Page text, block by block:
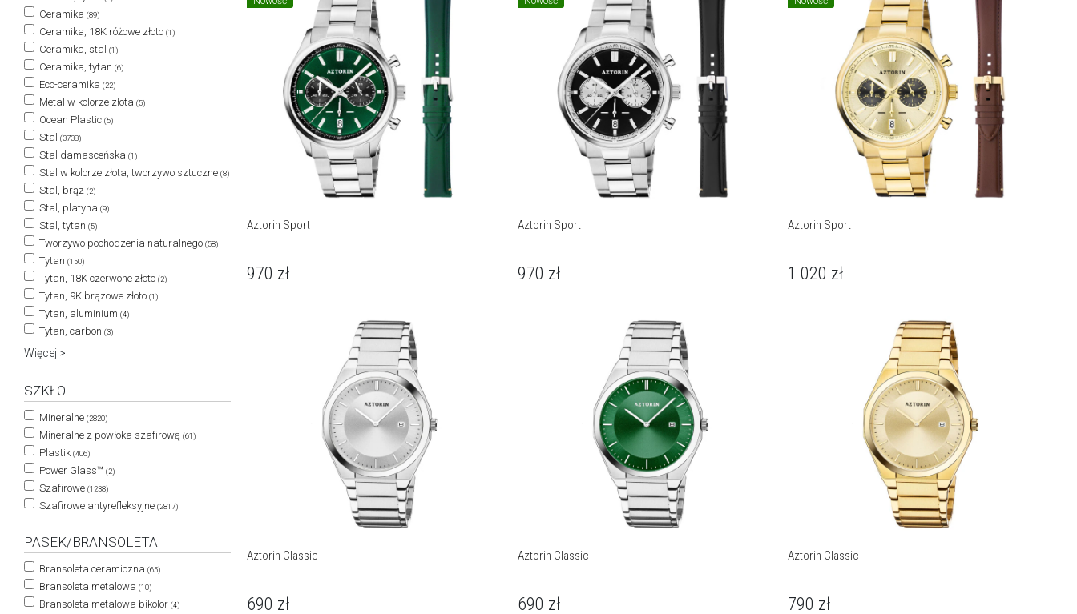
Ceramika (89)
Ceramika, 18K różowe złoto (1)
Ceramika, stal (1)
Ceramika, tytan (6)
Eco-ceramika (22)
Metal w kolorze złota (5)
Ocean Plastic (5)
Stal (3738)
Stal damasceńska (1)
Stal w kolorze złota, tworzywo sztuczne (8)
Stal, brąz (2)
Stal, platyna (9)
Stal, tytan (5)
Tworzywo pochodzenia naturalnego (58)
Tytan (150)
Tytan, 18K czerwone złoto (2)
Tytan, 9K brązowe złoto (1)
Tytan, aluminium (4)
Tytan, carbon (3)
Więcej >
SZKŁO
Mineralne (2820)
Mineralne z powłoka szafirową (61)
Plastik (406)
Power Glass™ (2)
Szafirowe (1238)
Szafirowe antyrefleksyjne (2817)
PASEK/BRANSOLETA
Bransoleta ceramiczna (65)
Bransoleta metalowa (10)
Bransoleta metalowa bikolor (4)
Aztorin Sport
970 zł
Aztorin Sport
970 zł
Aztorin Sport
1 020 zł
Aztorin Classic
690 zł
Aztorin Classic
690 zł
Aztorin Classic
790 zł